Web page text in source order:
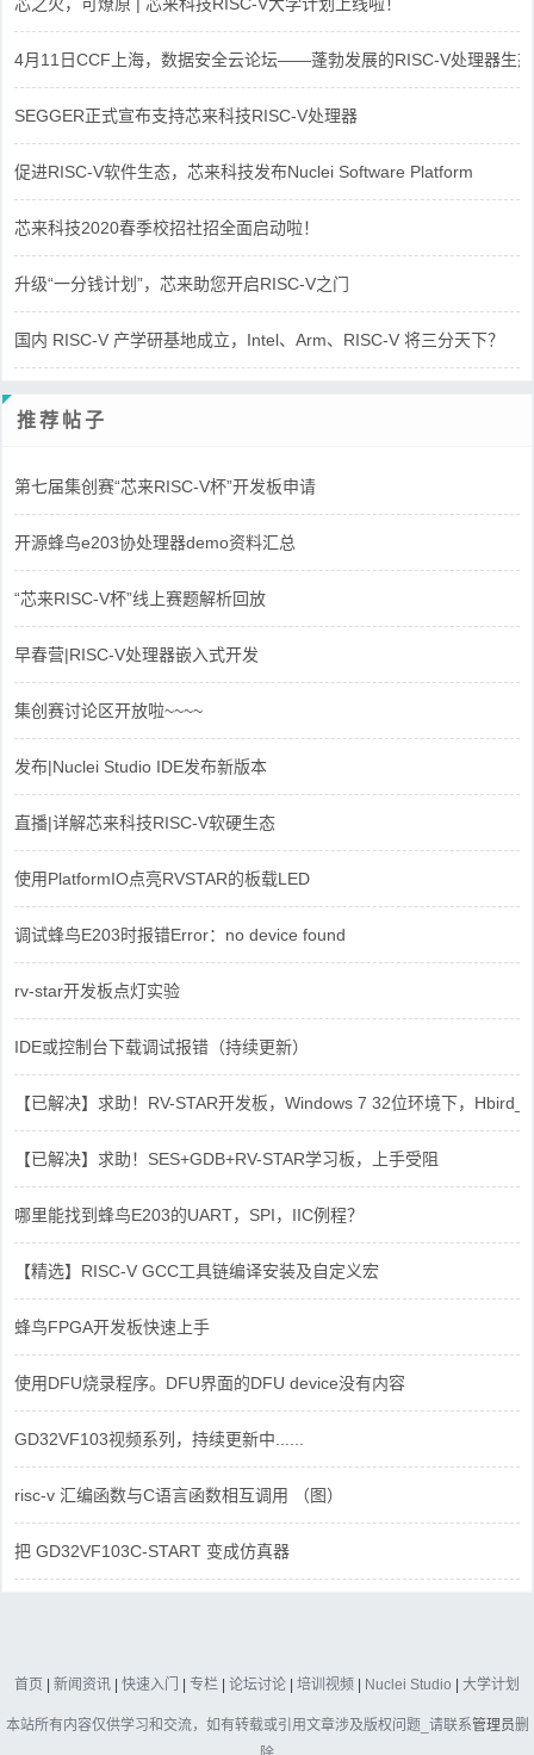
4月11日CCF上海，数据安全云论坛——蓬勃发展的RISC-V处理器生态
SEGGER正式宣布支持芯来科技RISC-V处理器
促进RISC-V软件生态，芯来科技发布Nuclei Software Platform
芯来科技2020春季校招社招全面启动啦！
升级“一分钱计划”，芯来助您开启RISC-V之门
国内 RISC-V 产学研基地成立，Intel、Arm、RISC-V 将三分天下？
推荐帖子
第七届集创赛“芯来RISC-V杯”开发板申请
开源蜂鸟e203协处理器demo资料汇总
“芯来RISC-V杯”线上赛题解析回放
早春营|RISC-V处理器嵌入式开发
集创赛讨论区开放啦~~~~
发布|Nuclei Studio IDE发布新版本
直播|详解芯来科技RISC-V软硬生态
使用PlatformIO点亮RVSTAR的板载LED
调试蜂鸟E203时报错Error：no device found
rv-star开发板点灯实验
IDE或控制台下载调试报错（持续更新）
【已解决】求助！RV-STAR开发板，Windows 7 32位环境下，
【已解决】求助！SES+GDB+RV-STAR学习板，上手受阻
哪里能找到蜂鸟E203的UART，SPI，IIC例程？
【精选】RISC-V GCC工具链编译安装及自定义宏
蜂鸟FPGA开发板快速上手
使用DFU烧录程序。DFU界面的DFU device没有内容
GD32VF103视频系列，持续更新中......
risc-v 汇编函数与C语言函数相互调用 （图）
把 GD32VF103C-START 变成仿真器
首页 | 新闻资讯 | 快速入门 | 专栏 | 论坛讨论 | 培训视频 | Nuclei Studio | 大学计划
本站所有内容仅供学习和交流，如有转载或引用文章涉及版权问题_请联系管理员删